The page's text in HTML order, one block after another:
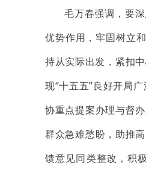
毛万春强调，要
优势作用，牢固树立
持从实际出发，紧扣
现“十五五”良好开局
协重点提案办理与督
群众急难愁盼，助推
馈意见同类整改，积